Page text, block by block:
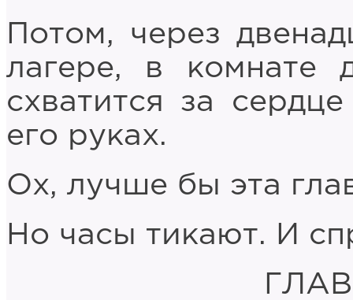
Потом, через
лагере, в комнате
схватится за
его руках.
Ох, лучше бы эта
Но часы тикают. И